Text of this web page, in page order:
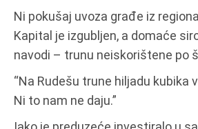
Ni pokušaj uvoza građe iz
Kapital je izgubljen, a domaće
navodi – trunu neiskorištene po
“Na Rudešu trune hiljadu kubika
Ni to nam ne daju.”